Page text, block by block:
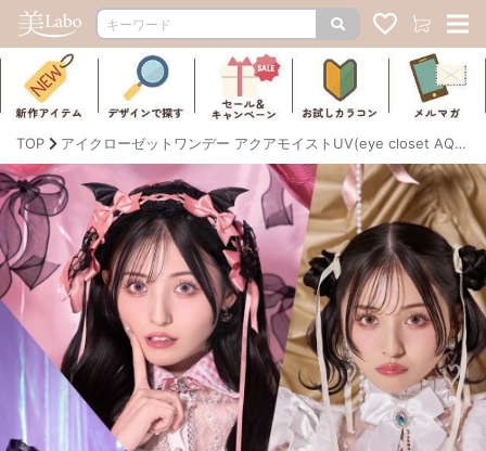
TOP アイクローゼットワンデー アクアモイストUV(eye closet AQUA MOIST UV) ｜度あり・度なしカラコン ワンデー/1ヶ月｜14.5mm｜吉井美優